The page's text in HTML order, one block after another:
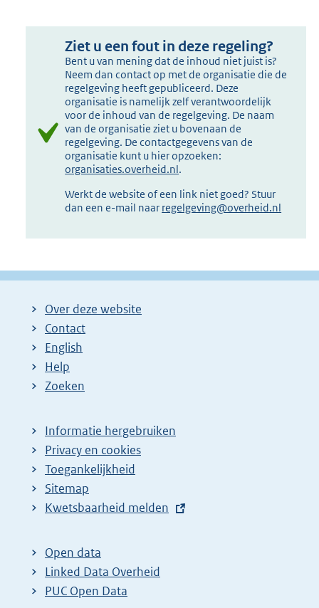
Ziet u een fout in deze regeling?
Bent u van mening dat de inhoud niet juist is?
Neem dan contact op met de organisatie die de
regelgeving heeft gepubliceerd. Deze
organisatie is namelijk zelf verantwoordelijk
voor de inhoud van de regelgeving. De naam
van de organisatie ziet u bovenaan de
regelgeving. De contactgegevens van de
organisatie kunt u hier opzoeken:
organisaties.overheid.nl.
Werkt de website of een link niet goed? Stuur
dan een e-mail naar regelgeving@overheid.nl
Over deze website
Contact
English
Help
Zoeken
Informatie hergebruiken
Privacy en cookies
Toegankelijkheid
Sitemap
E
t
e
r
Kwetsbaarheid melden
Open data
Linked Data Overheid
PUC Open Data